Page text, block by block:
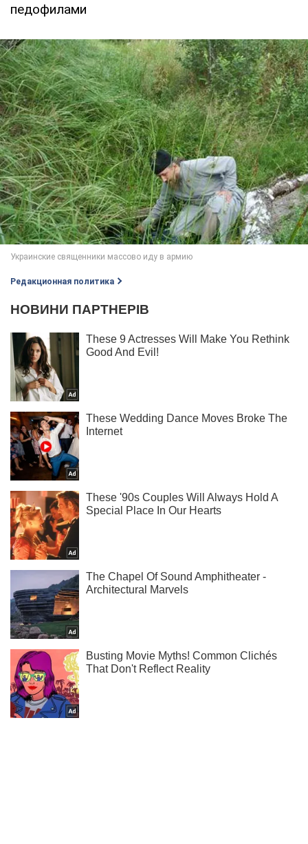
педофилами
Редакционная политика